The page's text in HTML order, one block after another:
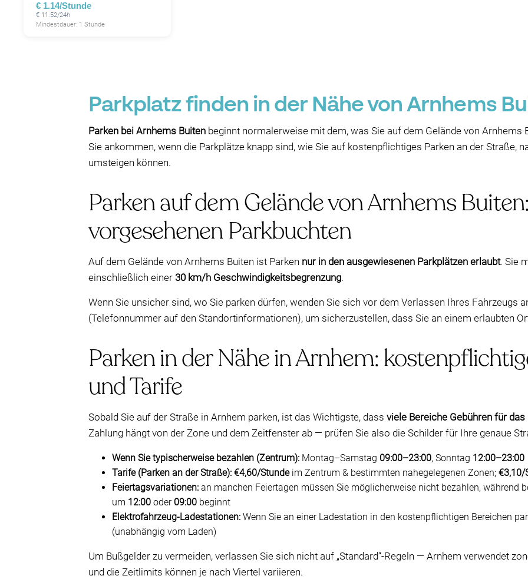
€ 1.14/Stunde
€ 11.52/24h
Mindestdauer: 1 Stunde
Parkplatz finden in der Nähe von Arnhems
Parken bei Arnhems Buiten beginnt normalerweise mit dem, was Sie auf dem Gelände von Arnhems
Sie ankommen, wenn die Parkplätze knapp sind, wie Sie auf kostenpflichtiges Parken an der Straße,
umsteigen können.
Parken auf dem Gelände von Arnhems
vorgesehenen Parkbuchten
Auf dem Gelände von Arnhems Buiten ist Parken nur in den ausgewiesenen Parkplätzen erlaubt. Sie
einschließlich einer 30 km/h Geschwindigkeitsbegrenzung.
Wenn Sie unsicher sind, wo Sie parken dürfen, wenden Sie sich vor dem Verlassen Ihres Fahrzeugs
(Telefonnummer auf den Standortinformationen), um sicherzustellen, dass Sie an einem erlaubten
Parken in der Nähe in Arnhem:
und Tarife
Sobald Sie auf der Straße in Arnhem parken, ist das Wichtigste, dass viele Bereiche Gebühren für
Zahlung hängt von der Zone und dem Zeitfenster ab — prüfen Sie also die Schilder für Ihre genaue
Wenn Sie typischerweise bezahlen (Zentrum): Montag–Samstag 09:00–23:00, Sonntag 12:00–23:00
Tarife (Parken an der Straße): €4,60/Stundeim Zentrum & bestimmten nahegelegenen Zonen; €3,10/
Feiertagsvariationen: an manchen Feiertagen müssen Sie möglicherweise nicht bezahlen, während
um 12:00 oder 09:00 beginnt
Elektrofahrzeug-Ladestationen: Wenn Sie an einer Ladestation in den kostenpflichtigen Bereichen
(unabhängig vom Laden)
Um Bußgelder zu vermeiden, verlassen Sie sich nicht auf „Standard“-Regeln — Arnhem verwendet
und die Zeitlimits können je nach Viertel variieren.